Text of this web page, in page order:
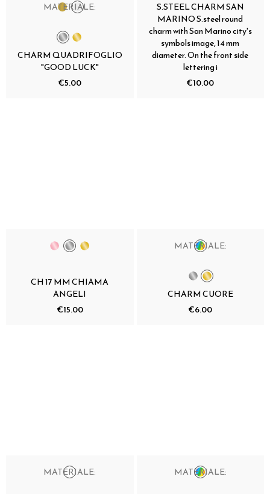
MATERIALE:
CHARM QUADRIFOGLIO
"GOOD LUCK"
€5.00
S.STEEL CHARM SAN
MARINO S.steel round
charm with San Marino city's
symbols image, 14 mm
diameter. On the front side
lettering i
€10.00
CH 17 MM CHIAMA
ANGELI
€15.00
MATERIALE:
CHARM CUORE
€6.00
MATERIALE: MATERIALE: